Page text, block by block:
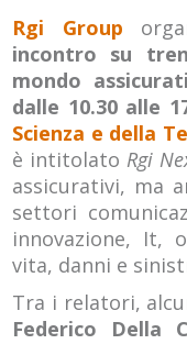
Rgi Group
incontro su
mondo
dalle 10.30 alle
Scienza e della
è intitolato Rgi
assicurativi, ma
settori
innovazione, It,
vita, danni e
Tra i relatori,
Federico Della